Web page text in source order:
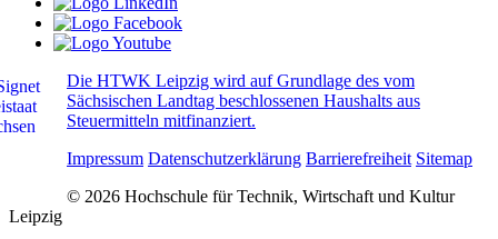
Die HTWK Leipzig wird auf Grundlage des vom
Sächsischen Landtag beschlossenen Haushalts aus
Steuermitteln mitfinanziert.
Impressum Datenschutzerklärung Barrierefreiheit Sitemap
© 2026 Hochschule für Technik, Wirtschaft und Kultur
Leipzig